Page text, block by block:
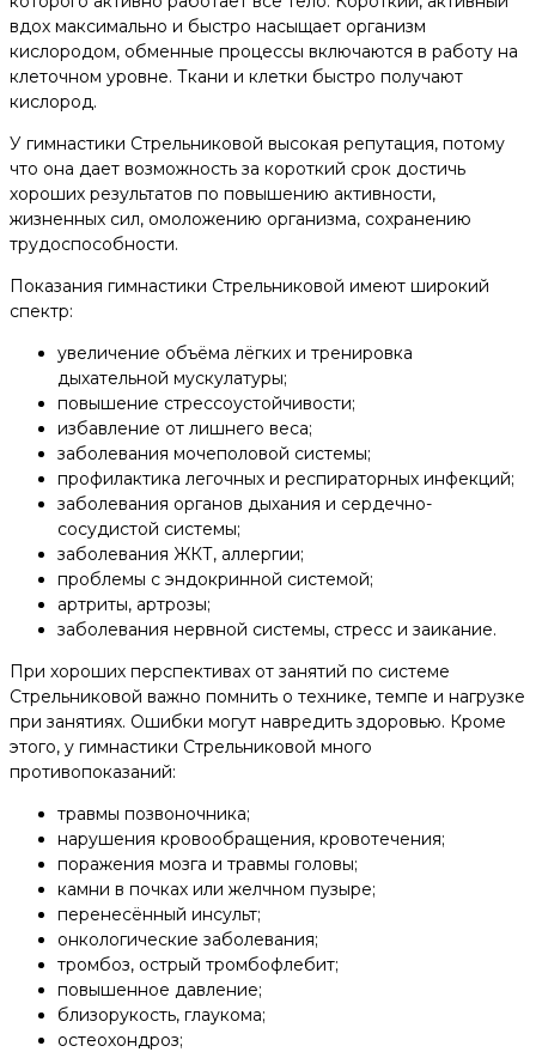
вдох максимально и быстро насыщает организм
кислородом, обменные процессы включаются в работу на
клеточном уровне. Ткани и клетки быстро получают
кислород.
У гимнастики Стрельниковой высокая репутация, потому
что она дает возможность за короткий срок достичь
хороших результатов по повышению активности,
жизненных сил, омоложению организма, сохранению
трудоспособности.
Показания гимнастики Стрельниковой имеют широкий
спектр:
увеличение объёма лёгких и тренировка
дыхательной мускулатуры;
повышение стрессоустойчивости;
избавление от лишнего веса;
заболевания мочеполовой системы;
профилактика легочных и респираторных инфекций;
заболевания органов дыхания и сердечно-
сосудистой системы;
заболевания ЖКТ, аллергии;
проблемы с эндокринной системой;
артриты, артрозы;
заболевания нервной системы, стресс и заикание.
При хороших перспективах от занятий по системе
Стрельниковой важно помнить о технике, темпе и нагрузке
при занятиях. Ошибки могут навредить здоровью. Кроме
этого, у гимнастики Стрельниковой много
противопоказаний:
травмы позвоночника;
нарушения кровообращения, кровотечения;
поражения мозга и травмы головы;
камни в почках или желчном пузыре;
перенесённый инсульт;
онкологические заболевания;
тромбоз, острый тромбофлебит;
повышенное давление;
близорукость, глаукома;
остеохондроз;